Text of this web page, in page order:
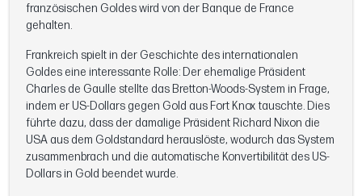
französischen Goldes wird von der Banque de France
gehalten.
Frankreich spielt in der Geschichte des internationalen
Goldes eine interessante Rolle: Der ehemalige Präsident
Charles de Gaulle stellte das Bretton-Woods-System in Frage,
indem er US-Dollars gegen Gold aus Fort Knox tauschte. Dies
führte dazu, dass der damalige Präsident Richard Nixon die
USA aus dem Goldstandard herauslöste, wodurch das System
zusammenbrach und die automatische Konvertibilität des US-
Dollars in Gold beendet wurde.